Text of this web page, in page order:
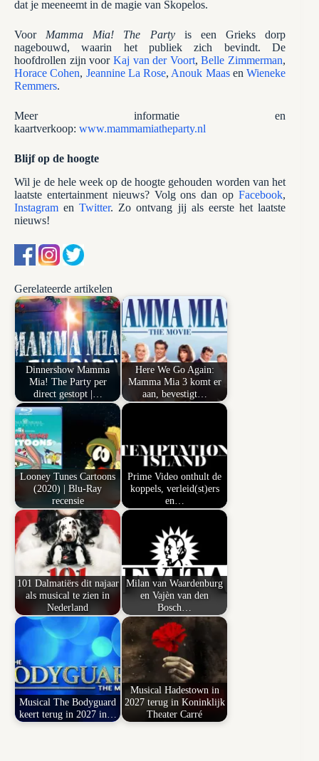
dat je meeneemt in de magie van Skopelos.
Voor Mamma Mia! The Partyis een Grieks dorp
nagebouwd, waarin het publiek zich bevindt. De
hoofdrollen zijn voor Kaj van der Voort,Belle Zimmerman,
Horace Cohen, Jeannine La Rose, Anouk MaasenWieneke
Remmers.
Meer informatie en
kaartverkoop: www.mammamiatheparty.nl
Blijf op de hoogte
Wil je de hele week op de hoogte gehouden worden van het
laatste entertainment nieuws? Volg ons dan opFacebook,
InstagramenTwitter. Zo ontvang jij als eerste het laatste
nieuws!
Gerelateerde artikelen
Dinnershow Mamma
Mia! The Party per
direct gestopt |…
Here We Go Again:
Mamma Mia 3 komt er
aan, bevestigt…
Looney Tunes Cartoons
(2020) | Blu-Ray
recensie
Prime Video onthult de
koppels, verleid(st)ers
en…
101 Dalmatiërs dit najaar
als musical te zien in
Nederland
Milan van Waardenburg
en Vajèn van den
Bosch…
Musical The Bodyguard
keert terug in 2027 in…
Musical Hadestown in
2027 terug in Koninklijk
Theater Carré